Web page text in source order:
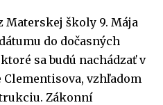
Materskej školy 9. Mája
do dočasných
sa budú nachádzať v
vzhľadom
Zákonní